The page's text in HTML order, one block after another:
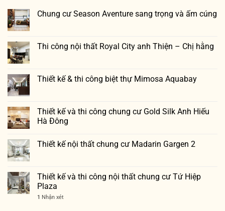
Chung cư Season Aventure sang trọng và ấm cúng
Thi công nội thất Royal City anh Thiện – Chị hằng
Thiết kế & thi công biệt thự Mimosa Aquabay
Thiết kế và thi công chung cư Gold Silk Anh Hiếu
Hà Đông
Thiết kế nội thất chung cư Madarin Gargen 2
Thiết kế và thi công nội thất chung cư Tứ Hiệp
Plaza
1 Nhận xét